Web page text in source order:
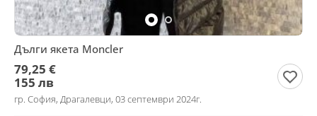
Дълги якета Moncler
79,25 €
155 лв
гр. София, Драгалевци, 03 септември 2024г.